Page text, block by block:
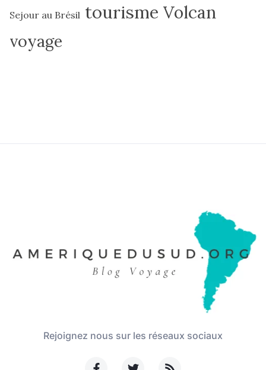
Sejour au Brésil tourisme Volcan
voyage
Rejoignez nous sur les réseaux sociaux